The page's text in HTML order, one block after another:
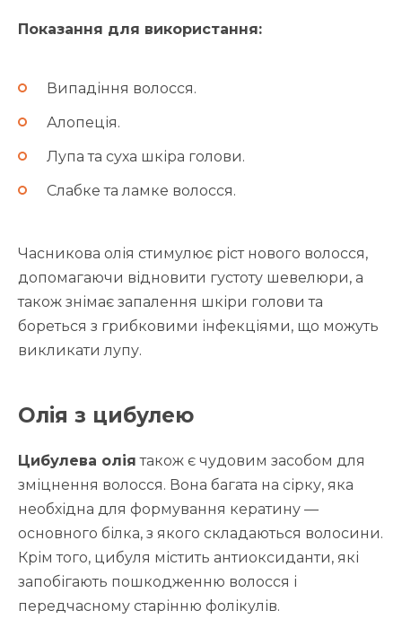
Показання для використання:
Випадіння волосся.
Алопеція.
Лупа та суха шкіра голови.
Слабке та ламке волосся.
Часникова олія стимулює ріст нового волосся,
допомагаючи відновити густоту шевелюри, а
також знімає запалення шкіри голови та
бореться з грибковими інфекціями, що можуть
викликати лупу.
Олія з цибулею
Цибулева олія також є чудовим засобом для
зміцнення волосся. Вона багата на сірку, яка
необхідна для формування кератину —
основного білка, з якого складаються волосини.
Крім того, цибуля містить антиоксиданти, які
запобігають пошкодженню волосся і
передчасному старінню фолікулів.